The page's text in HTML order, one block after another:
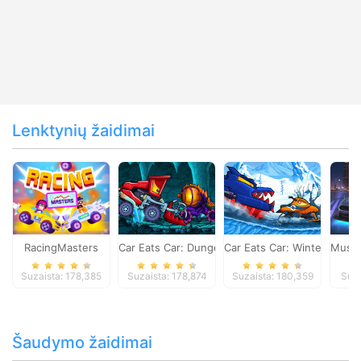
Lenktynių žaidimai
RacingMasters
Suzaista: 178,385
Car Eats Car: Dungeon Adventure
Suzaista: 178,874
Car Eats Car: Winter
Suzaista: 180,359
Šaudymo žaidimai